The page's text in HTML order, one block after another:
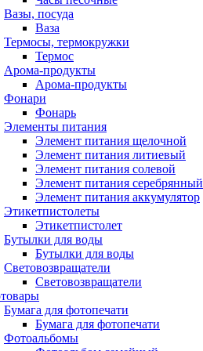
Вазы, посуда
Ваза
Термосы, термокружки
Термос
Арома-продукты
Арома-продукты
Фонари
Фонарь
Элементы питания
Элемент питания щелочной
Элемент питания литиевый
Элемент питания солевой
Элемент питания серебрянный
Элемент питания аккумулятор
Этикетпистолеты
Этикетпистолет
Бутылки для воды
Бутылки для воды
Световозвращатели
Световозвращатели
Бумага для фотопечати
Бумага для фотопечати
Фотоальбомы